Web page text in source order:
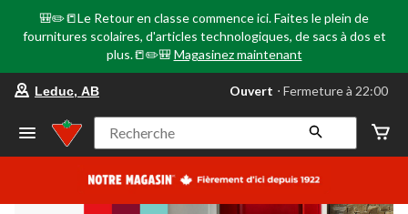
🎒✏️📒Le Retour en classe commence ici. Faites le plein de
fournitures scolaires, d'articles technologiques, de sacs à dos et
plus.📒✏️🎒 Magasinez maintenant
votre
préféré
Leduc,
AB,
courament
Fermeture
Leduc, AB Ouvert ⋅ Fermeture à 22:00
Recherche